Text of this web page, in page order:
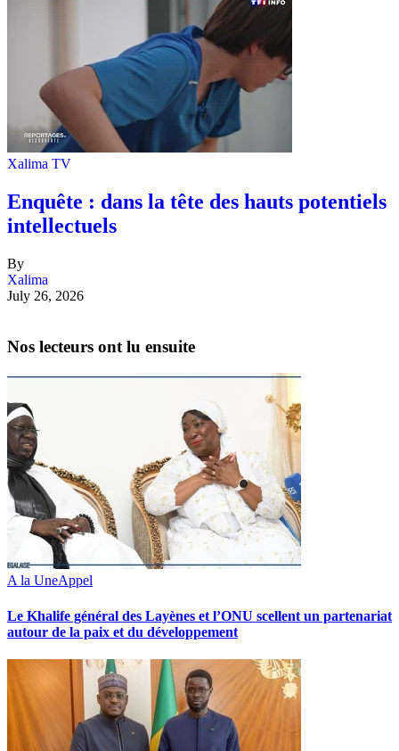
Xalima TV
Enquête : dans la tête des hauts potentiels
intellectuels
By
Xalima
July 26, 2026
Nos lecteurs ont lu ensuite
A la UneAppel
Le Khalife général des Layènes et l’ONU scellent un partenariat
autour de la paix et du développement